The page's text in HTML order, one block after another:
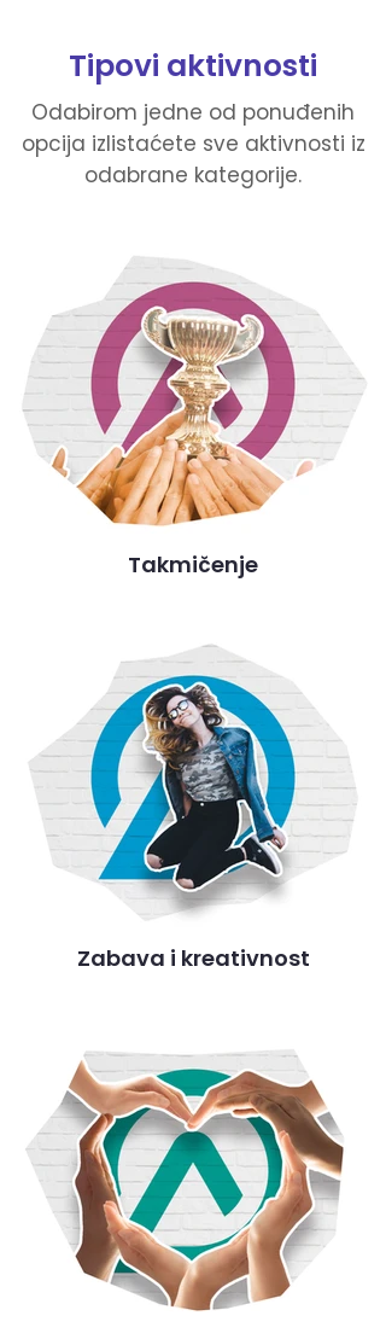
Tipovi aktivnosti
Odabirom jedne od ponuđenih
opcija izlistaćete sve aktivnosti iz
odabrane kategorije.
Takmičenje
Zabava i kreativnost